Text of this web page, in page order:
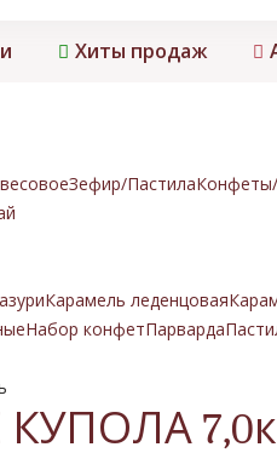
Хиты продаж
Зефир/Пастила
Карамель леденцовая
Набор конфетПарварда